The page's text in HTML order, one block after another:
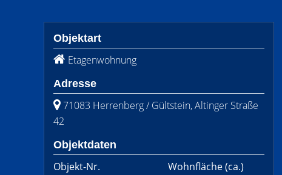
Objektart
Etagenwohnung
Adresse
71083 Herrenberg / Gültstein, Altinger Straße
42
Objektdaten
Objekt-Nr.
Wohnfläche(ca.)